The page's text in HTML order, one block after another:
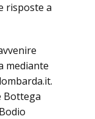
risposte a
mediante
Bottega